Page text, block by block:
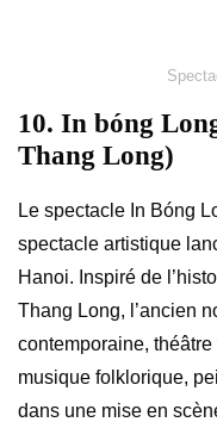
10. In bóng
Thang Long)
Le spectacle In Bóng
spectacle artistique
Hanoi. Inspiré de
Thang Long, l’ancien
contemporaine,
musique folklorique,
dans une mise en